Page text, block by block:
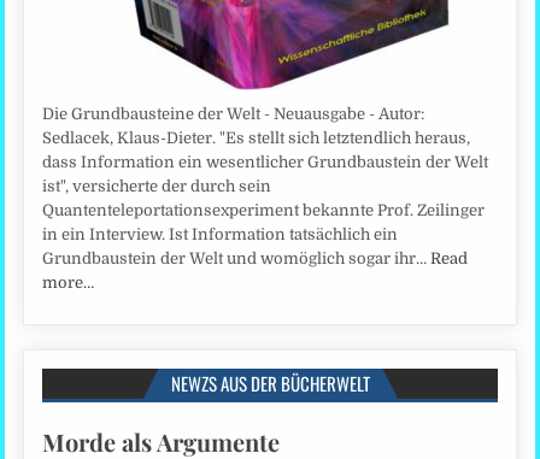
Die Grundbausteine der Welt - Neuausgabe - Autor:
Sedlacek, Klaus-Dieter. "Es stellt sich letztendlich heraus,
dass Information ein wesentlicher Grundbaustein der Welt
ist", versicherte der durch sein
Quantenteleportationsexperiment bekannte Prof. Zeilinger
in ein Interview. Ist Information tatsächlich ein
Grundbaustein der Welt und womöglich sogar ihr…Read
more…
NEWZS AUS DER BÜCHERWELT
Morde als Argumente